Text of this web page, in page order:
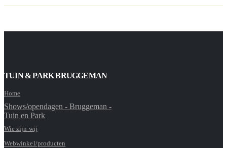
TUIN & PARK BRUGGEMAN
Home
Shows/opendagen - Bruggeman -
Tuin en Park
Wie zijn wij
Webwinkel/producten